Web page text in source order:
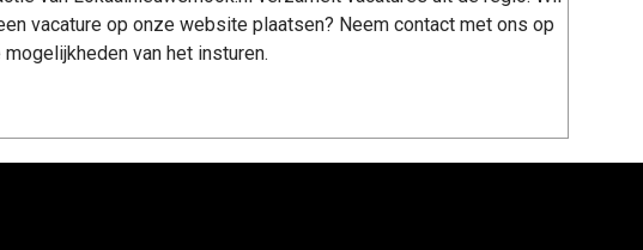
vacature op onze website plaatsen? Neem contact met ons op
van het insturen.